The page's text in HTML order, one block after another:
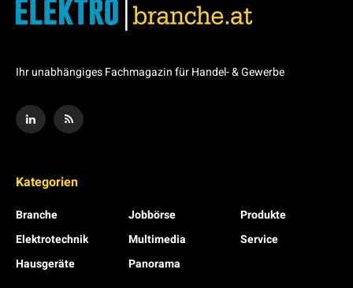
Ihr unabhängiges Fachmagazin für Handel- & Gewerbe
Kategorien
Branche
Elektrotechnik
Hausgeräte
Jobbörse
Multimedia
Panorama
Produkte
Service